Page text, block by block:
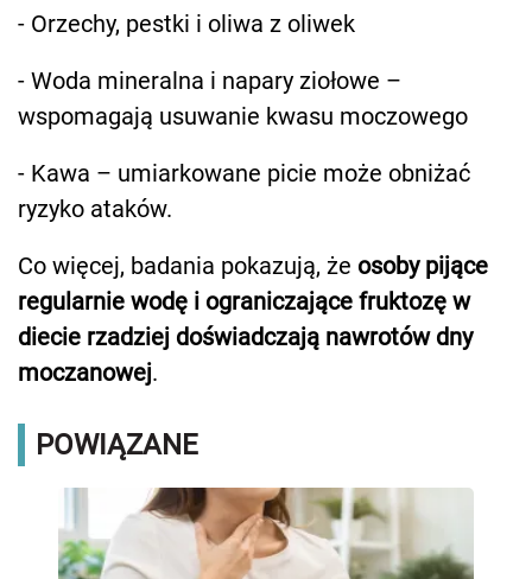
- Orzechy, pestki i oliwa z oliwek
- Woda mineralna i napary ziołowe –
wspomagają usuwanie kwasu moczowego
- Kawa – umiarkowane picie może obniżać
ryzyko ataków.
Co więcej, badania pokazują, że osoby pijące
regularnie wodę i ograniczające fruktozę w
diecie rzadziej doświadczają nawrotów dny
moczanowej.
POWIĄZANE